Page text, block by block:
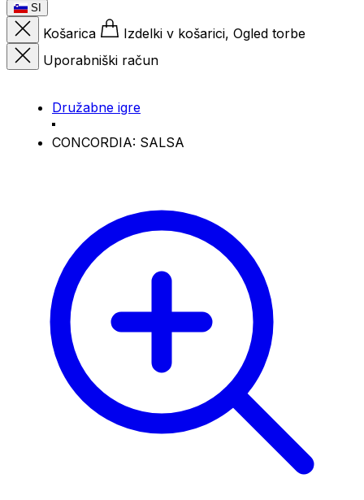
SI
Košarica
Izdelki v košarici, Ogled torbe
Uporabniški račun
Družabne igre
CONCORDIA: SALSA